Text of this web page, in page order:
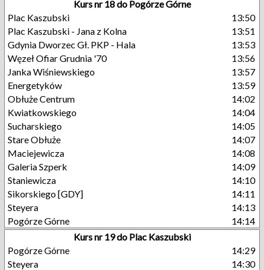
Kurs nr 18 do Pogórze Górne
Plac Kaszubski
13:50
Plac Kaszubski - Jana z Kolna
13:51
Gdynia Dworzec Gł. PKP - Hala
13:53
Węzeł Ofiar Grudnia '70
13:56
Janka Wiśniewskiego
13:57
Energetyków
13:59
Obłuże Centrum
14:02
Kwiatkowskiego
14:04
Sucharskiego
14:05
Stare Obłuże
14:07
Maciejewicza
14:08
Galeria Szperk
14:09
Staniewicza
14:10
Sikorskiego [GDY]
14:11
Steyera
14:13
Pogórze Górne
14:14
Kurs nr 19 do Plac Kaszubski
Pogórze Górne
14:29
Steyera
14:30